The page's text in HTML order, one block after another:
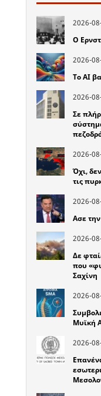
2026-
Ο
2026-
Το ΑΙ
2026-
Σε
2026-
Όχι,
τις
2026-
Ασε
2026-
Δε
που
Σαχίνη
2026-
Μυϊκή
2026-